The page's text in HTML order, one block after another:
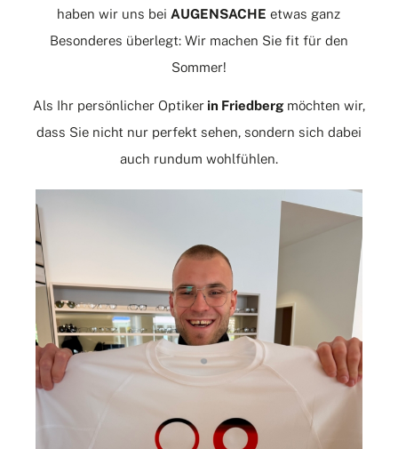
haben wir uns bei AUGENSACHE etwas ganz
Besonderes überlegt: Wir machen Sie fit für den
Sommer!
Als Ihr persönlicher Optikerin Friedbergmöchten wir,
dass Sie nicht nur perfekt sehen, sondern sich dabei
auch rundum wohlfühlen.